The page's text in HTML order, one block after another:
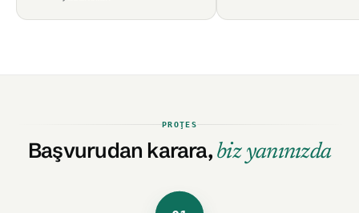
PROŢES
Başvurudan karara, biz yanınızda